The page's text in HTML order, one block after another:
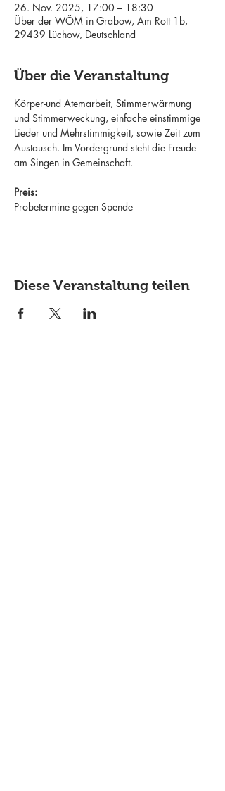
26. Nov. 2025, 17:00 – 18:30
Über der WÖM in Grabow, Am Rott 1b,
29439 Lüchow, Deutschland
Über die Veranstaltung
Körper-und Atemarbeit, Stimmerwärmung
und Stimmerweckung, einfache einstimmige
Lieder und Mehrstimmigkeit, sowie Zeit zum
Austausch. Im Vordergrund steht die Freude
am Singen in Gemeinschaft.
Preis:
Probetermine gegen Spende
Diese Veranstaltung teilen